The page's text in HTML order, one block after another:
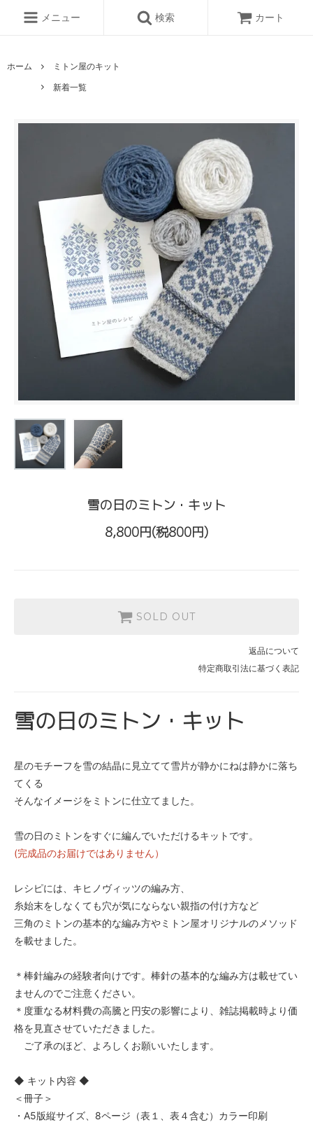
メニュー 検索 カート
ホーム
ミトン屋のキット
新着一覧
雪の日のミトン・キット
8,800円(税800円)
SOLD OUT
返品について
特定商取引法に基づく表記
雪の日のミトン・キット
星のモチーフを雪の結晶に見立てて雪片が静かにねは静かに落ち
てくる
そんなイメージをミトンに仕立てました。
雪の日のミトンをすぐに編んでいただけるキットです。
(完成品のお届けではありません）
レシピには、キヒノヴィッツの編み方、
糸始末をしなくても穴が気にならない親指の付け方など
三角のミトンの基本的な編み方やミトン屋オリジナルのメソッド
を載せました。
＊棒針編みの経験者向けです。棒針の基本的な編み方は載せてい
ませんのでご注意ください。
＊度重なる材料費の高騰と円安の影響により、雑誌掲載時より価
格を見直させていただきました。
ご了承のほど、よろしくお願いいたします。
◆ キット内容 ◆
＜冊子＞
・A5版縦サイズ、8ページ（表１、表４含む）カラー印刷